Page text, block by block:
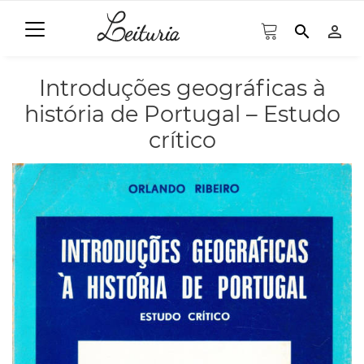
search person_outline
Introduções geográficas à
história de Portugal – Estudo
crítico